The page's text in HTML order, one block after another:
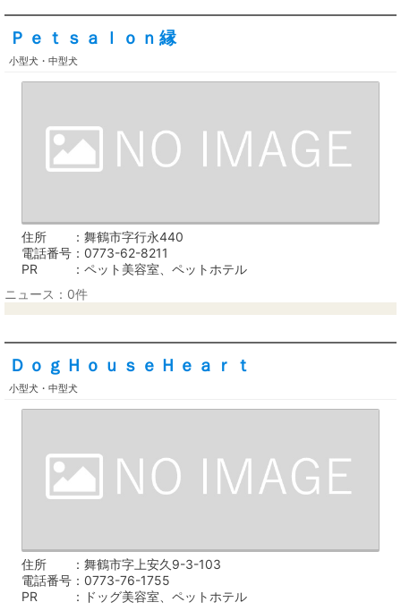
Ｐｅｔｓａｌｏｎ縁
小型犬・中型犬
住所
舞鶴市字行永440
電話番号
0773-62-8211
PR
ペット美容室、ペットホテル
ニュース：0件
ＤｏｇＨｏｕｓｅＨｅａｒｔ
小型犬・中型犬
住所
舞鶴市字上安久9-3-103
電話番号
0773-76-1755
PR
ドッグ美容室、ペットホテル